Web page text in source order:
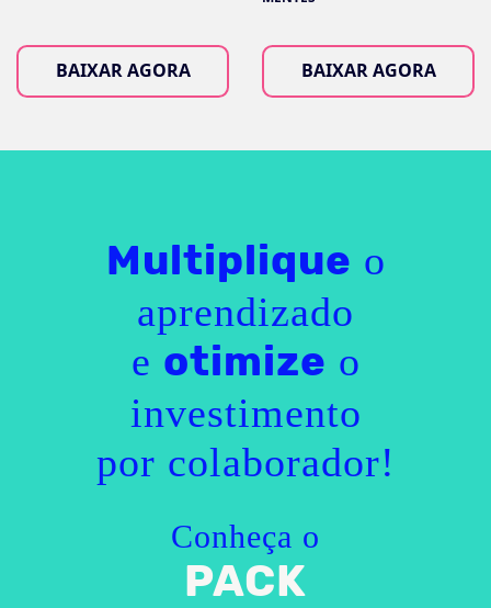
BAIXAR AGORA BAIXAR AGORA
Multiplique o
aprendizado
e otimize o
investimento
por colaborador!
Conheça o
PACK